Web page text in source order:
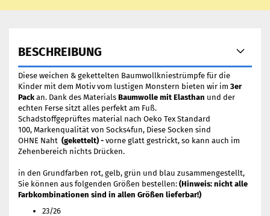
BESCHREIBUNG
Diese weichen & gekettelten Baumwollkniestrümpfe für die
Kinder mit dem Motiv vom lustigen Monstern bieten wir im 3er
Pack an. Dank des Materials Baumwolle mit Elasthan und der
echten Ferse sitzt alles perfekt am Fuß.
Schadstoffgeprüftes material nach Oeko Tex Standard
100, Markenqualität von Socks4fun, Diese Socken sind
OHNE Naht (gekettelt) - vorne glatt gestrickt, so kann auch im
Zehenbereich nichts Drücken.
in den Grundfarben rot, gelb, grün und blau zusammengestellt,
Sie können aus folgenden Größen bestellen: (Hinweis: nicht alle
Farbkombinationen sind in allen Größen lieferbar!)
23/26